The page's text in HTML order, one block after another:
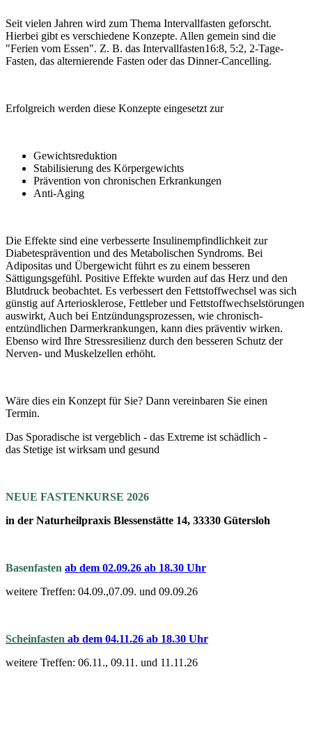
Seit vielen Jahren wird zum Thema Intervallfasten geforscht.
Hierbei gibt es verschiedene Konzepte. Allen gemein sind die
"Ferien vom Essen". Z. B. das Intervallfasten16:8, 5:2, 2-Tage-
Fasten, das alternierende Fasten oder das Dinner-Cancelling.
Erfolgreich werden diese Konzepte eingesetzt zur
Gewichtsreduktion
Stabilisierung des Körpergewichts
Prävention von chronischen Erkrankungen
Anti-Aging
Die Effekte sind eine verbesserte Insulinempfindlichkeit zur
Diabetesprävention und des Metabolischen Syndroms. Bei
Adipositas und Übergewicht führt es zu einem besseren
Sättigungsgefühl. Positive Effekte wurden auf das Herz und den
Blutdruck beobachtet. Es verbessert den Fettstoffwechsel was sich
günstig auf Arteriosklerose, Fettleber und Fettstoffwechselstörungen
auswirkt, Auch bei Entzündungsprozessen, wie chronisch-
entzündlichen Darmerkrankungen, kann dies präventiv wirken.
Ebenso wird Ihre Stressresilienz durch den besseren Schutz der
Nerven- und Muskelzellen erhöht.
Wäre dies ein Konzept für Sie? Dann vereinbaren Sie einen
Termin.
Das Sporadische ist vergeblich - das Extreme ist schädlich -
das Stetige ist wirksam und gesund
NEUE FASTENKURSE 2026
in der Naturheilpraxis Blessenstätte 14, 33330 Gütersloh
Basenfasten ab dem 02.09.26 ab 18.30 Uhr
weitere Treffen: 04.09.,07.09. und 09.09.26
Scheinfasten ab dem 04.11.26 ab 18.30 Uhr
weitere Treffen: 06.11., 09.11. und 11.11.26